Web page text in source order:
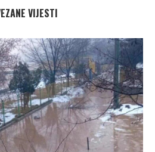
VIJESTI